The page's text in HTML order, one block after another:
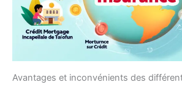
Avantages et inconvénients des